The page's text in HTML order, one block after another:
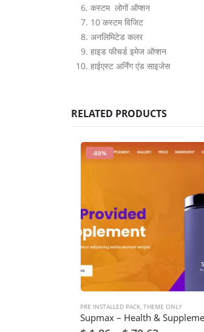
कस्टम लोगों ऑप्शन
10 कस्टम विजिट
अनलिमिटेड कलर
हाइड फीचर्ड इमेज ऑप्शन
हाईएस्ट अर्निंग एंड साइजेस
RELATED PRODUCTS
-88%
PRE INSTALLED PACK THEME ONLY